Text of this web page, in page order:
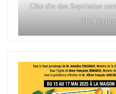
Côte d'or des Seychelles
Félix